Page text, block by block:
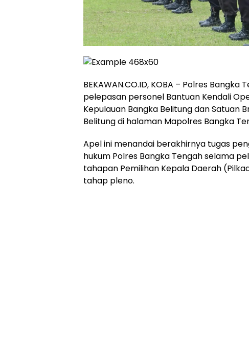
BEKAWAN.CO.ID, KOBA – Polres
pelepasan personel Bantuan Kendali
Kepulauan Bangka Belitung dan Satuan
Belitung di halaman Mapolres Bangka
Apel ini menandai berakhirnya tugas
hukum Polres Bangka Tengah selama
tahapan Pemilihan Kepala Daerah
tahap pleno.